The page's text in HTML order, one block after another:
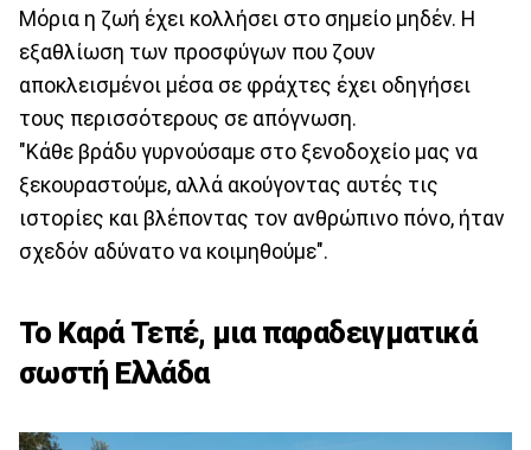
Μόρια η ζωή έχει κολλήσει στο σημείο μηδέν. Η
εξαθλίωση των προσφύγων που ζουν
αποκλεισμένοι μέσα σε φράχτες έχει οδηγήσει
τους περισσότερους σε απόγνωση.
"Κάθε βράδυ γυρνούσαμε στο ξενοδοχείο μας να
ξεκουραστούμε, αλλά ακούγοντας αυτές τις
ιστορίες και βλέποντας τον ανθρώπινο πόνο, ήταν
σχεδόν αδύνατο να κοιμηθούμε".
Το Καρά Τεπέ, μια παραδειγματικά
σωστή Ελλάδα